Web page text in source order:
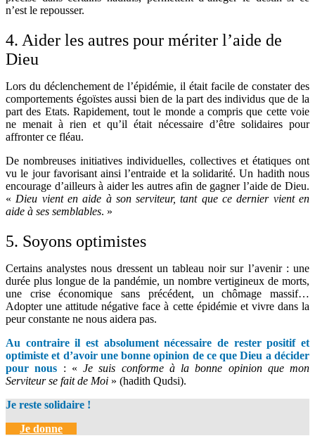
n’est le repousser.
4. Aider les autres pour mériter l’aide de
Dieu
Lors du déclenchement de l’épidémie, il était facile de constater des
comportements égoïstes aussi bien de la part des individus que de la
part des Etats. Rapidement, tout le monde a compris que cette voie
ne menait à rien et qu’il était nécessaire d’être solidaires pour
affronter ce fléau.
De nombreuses initiatives individuelles, collectives et étatiques ont
vu le jour favorisant ainsi l’entraide et la solidarité. Un hadith nous
encourage d’ailleurs à aider les autres afin de gagner l’aide de Dieu.
« Dieu vient en aide à son serviteur, tant que ce dernier vient en
aide à ses semblables. »
5. Soyons optimistes
Certains analystes nous dressent un tableau noir sur l’avenir : une
durée plus longue de la pandémie, un nombre vertigineux de morts,
une crise économique sans précédent, un chômage massif…
Adopter une attitude négative face à cette épidémie et vivre dans la
peur constante ne nous aidera pas.
Au contraire il est absolument nécessaire de rester positif et
optimiste et d’avoir une bonne opinion de ce que Dieu a décider
pour nous : « Je suis conforme à la bonne opinion que mon
Serviteur se fait de Moi » (hadith Qudsi).
Je reste solidaire !
Je donne